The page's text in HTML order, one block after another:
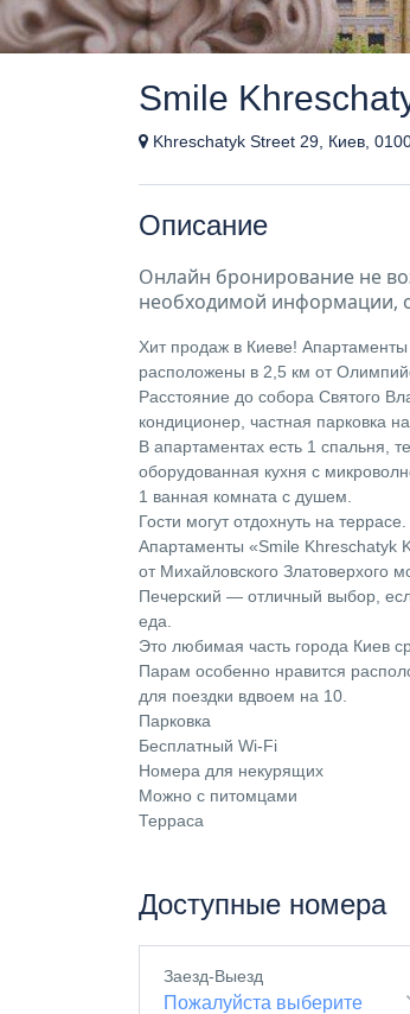
Smile
Khreschatyk Street 29, Киев,
Описание
Онлайн бронирование не
необходимой информации,
Хит продаж в Киеве!
расположены в 2,5 км от
Расстояние до собора Святого
кондиционер, частная парковка
В апартаментах есть 1 спальня,
оборудованная кухня с
1 ванная комната с душем.
Гости могут отдохнуть на террасе.
Апартаменты «Smile Khreschatyk
от Михайловского Златоверхого
Печерский — отличный выбор,
еда.
Это любимая часть города Киев
Парам особенно нравится
для поездки вдвоем на 10.
Парковка
Бесплатный Wi-Fi
Номера для некурящих
Можно с питомцами
Терраса
Доступные номера
Заезд-Выезд
Пожалуйста выберите